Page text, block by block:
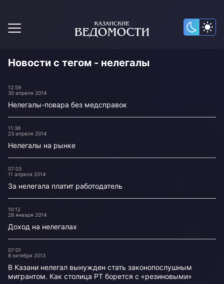
Новости с тегом - нелегалы
12:59
30 апреля 2014
Нелегалы-повара без медсправок
11:38
23 апреля 2014
Нелегалы на рынке
07:03
11 апреля 2014
За нелегала платит работодатель
10:12
28 января 2014
Доход на нелегалах
07:01
8 октября 2013
В Казани нелегал вынужден стать законопослушным
мигрантом. Как столица РТ борется с «резиновыми»